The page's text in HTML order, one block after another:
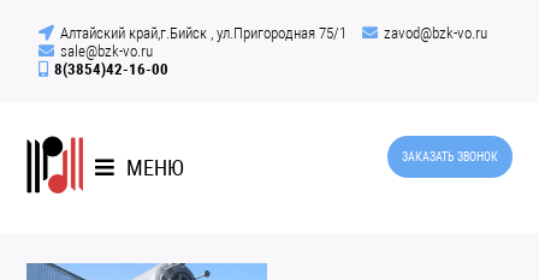
Алтайский край,г.Бийск , ул.Пригородная 75/1
zavod@bzk-vo.ru
sale@bzk-vo.ru
8(3854)42-16-00
МЕНЮ ЗАКАЗАТЬ ЗВОНОК